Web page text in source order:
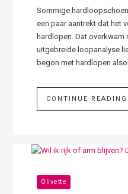
Sommige
een paar aantrekt dat het
hardlopen. Dat overkwam
uitgebreide loopanalyse
begon met hardlopen
CONTINUE READING
Olivette